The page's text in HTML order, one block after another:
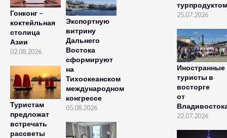
Гонконг –
коктейльная
столица
Азии
02.08.2026
Туристам
предложат
встречать
рассветы
Экспортную
витрину
Дальнего
Востока
сформируют
на
Тихоокеанском
международном
конгрессе
05.08.2026
турпродуктом
25.07.2026
Иностранные
туристы в
восторге
от
22.07.2026